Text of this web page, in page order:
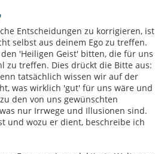
Entscheidungen zu korrigieren, ist
selbst aus deinem Ego zu treffen.
'Heiligen Geist' bitten, die für uns
zu treffen. Dies drückt die Bitte aus:
tatsächlich wissen wir auf der
was wirklich 'gut' für uns wäre und
den von uns gewünschten
nur Irrwege und Illusionen sind.
und wozu er dient, beschreibe ich